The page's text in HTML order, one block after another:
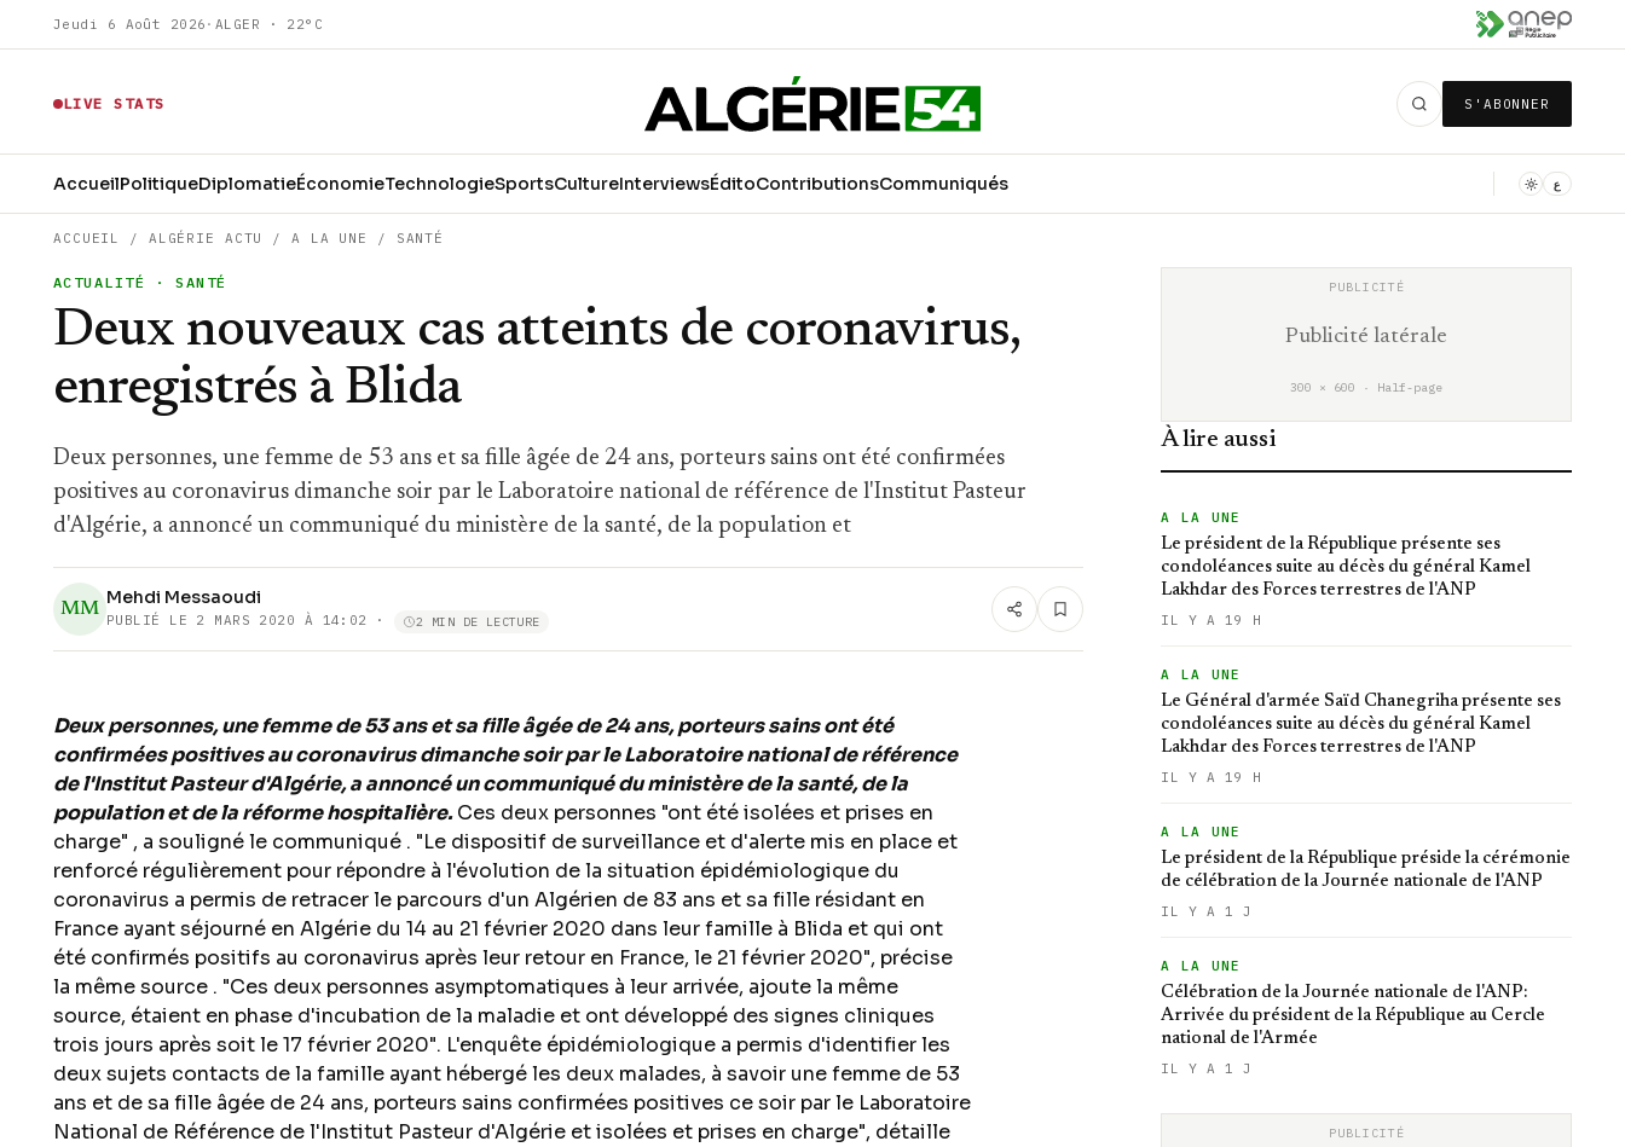
Jeudi 6 Août 2026 · ALGER · 22°C
LIVE STATS S'ABONNER
AccueilPolitiqueDiplomatieÉconomieTechnologieSportsCultureInterviewsÉditoContributionsCommuniqués ع
ACCUEIL / ALGÉRIE ACTU /A LA UNE / SANTÉ
ACTUALITÉ · SANTÉ
Deux nouveaux cas atteints de coronavirus,
enregistrés à Blida
Deux personnes, une femme de 53 ans et sa fille âgée de 24 ans, porteurs sains ont été confirmées
positives au coronavirus dimanche soir par le Laboratoire national de référence de l'Institut Pasteur
d'Algérie, a annoncé un communiqué du ministère de la santé, de la population et
MM
Mehdi Messaoudi
PUBLIÉ LE 2 MARS 2020 À 14:02 · 2 MIN DE LECTURE
Deux personnes, une femme de 53 ans et sa fille âgée de 24 ans, porteurs sains ont été
confirmées positives au coronavirus dimanche soir par le Laboratoire national de référence
de l'Institut Pasteur d'Algérie, a annoncé un communiqué du ministère de la santé, de la
population et de la réforme hospitalière.Ces deux personnes "ont été isolées et prises en
charge" , a souligné le communiqué . "Le dispositif de surveillance et d'alerte mis en place et
renforcé régulièrement pour répondre à l'évolution de la situation épidémiologique du
coronavirus a permis de retracer le parcours d'un Algérien de 83 ans et sa fille résidant en
France ayant séjourné en Algérie du 14 au 21 février 2020 dans leur famille à Blida et qui ont
été confirmés positifs au coronavirus après leur retour en France, le 21 février 2020", précise
la même source . "Ces deux personnes asymptomatiques à leur arrivée, ajoute la même
source, étaient en phase d'incubation de la maladie et ont développé des signes cliniques
trois jours après soit le 17 février 2020". L'enquête épidémiologique a permis d'identifier les
deux sujets contacts de la famille ayant hébergé les deux malades, à savoir une femme de 53
ans et de sa fille âgée de 24 ans, porteurs sains confirmées positives ce soir par le Laboratoire
National de Référence de l'Institut Pasteur d'Algérie et isolées et prises en charge", détaille
Publicité latérale
300 × 600 · Half-page
À lire aussi
A LA UNE
Le président de la République présente ses
condoléances suite au décès du général Kamel
Lakhdar des Forces terrestres de l'ANP
IL Y A 19 H
A LA UNE
Le Général d'armée Saïd Chanegriha présente ses
condoléances suite au décès du général Kamel
Lakhdar des Forces terrestres de l'ANP
IL Y A 19 H
A LA UNE
Le président de la République préside la cérémonie
de célébration de la Journée nationale de l'ANP
IL Y A 1 J
A LA UNE
Célébration de la Journée nationale de l'ANP:
Arrivée du président de la République au Cercle
national de l'Armée
IL Y A 1 J